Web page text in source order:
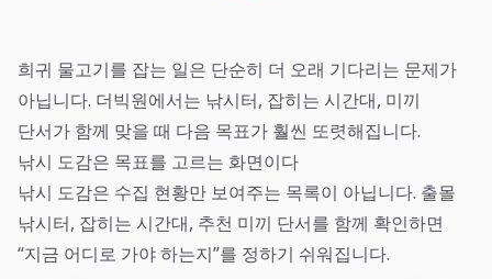
희귀 물고기를 잡는 일은 단순히 더 오래 기다리는 문제가
아닙니다. 더빅원에서는 낚시터, 잡히는 시간대, 미끼
단서가 함께 맞을 때 다음 목표가 훨씬 또렷해집니다.
낚시 도감은 목표를 고르는 화면이다
낚시 도감은 수집 현황만 보여주는 목록이 아닙니다. 출몰
낚시터, 잡히는 시간대, 추천 미끼 단서를 함께 확인하면
“지금 어디로 가야 하는지”를 정하기 쉬워집니다.